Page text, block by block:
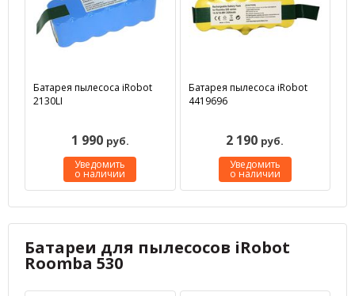
Батарея пылесоса iRobot
2130LI
1 990 руб.
Уведомить
о наличии
Батарея пылесоса iRobot
4419696
2 190 руб.
Уведомить
о наличии
Батареи для пылесосов iRobot
Roomba 530